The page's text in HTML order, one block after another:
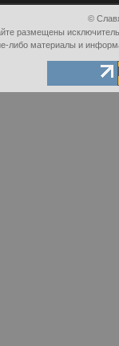
©
размещены
либо материалы и